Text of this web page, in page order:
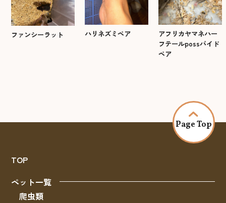
ファンシーラット ハリネズミペア
アフリカヤマネハー
フテールpossパイド
ペア
TOP
ペット一覧
爬虫類
Page Top